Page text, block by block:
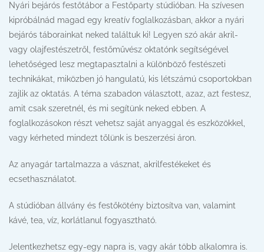
Nyári bejárós festőtábor a Festőparty stúdióban. Ha szívesen
kipróbálnád magad egy kreatív foglalkozásban, akkor a nyári
bejárós táborainkat neked találtuk ki! Legyen szó akár akril-
vagy olajfestészetről, festőművész oktatónk segítségével
lehetőséged lesz megtapasztalni a különböző festészeti
technikákat, miközben jó hangulatú, kis létszámú csoportokban
zajlik az oktatás. A téma szabadon választott, azaz, azt festesz,
amit csak szeretnél, és mi segítünk neked ebben. A
foglalkozásokon részt vehetsz saját anyaggal és eszközökkel,
vagy kérheted mindezt tőlünk is beszerzési áron.
Az anyagár tartalmazza a vásznat, akrilfestékeket és
ecsethasználatot.
A stúdióban állvány és festőkötény biztosítva van, valamint
kávé, tea, víz, korlátlanul fogyasztható.
Jelentkezhetsz egy-egy napra is, vagy akár több alkalomra is.